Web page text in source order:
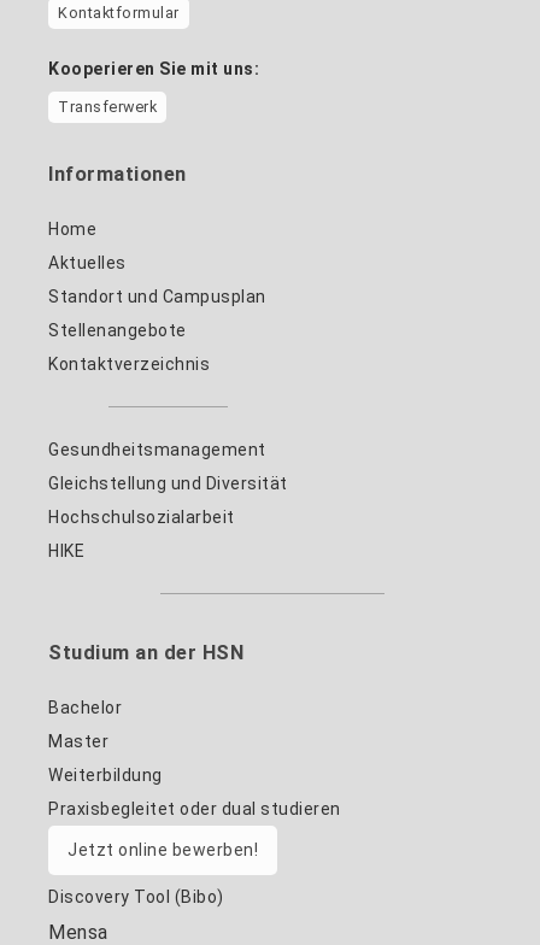
Kontaktformular
Kooperieren Sie mit uns:
Transferwerk
Informationen
Home
Aktuelles
Standort und Campusplan
Stellenangebote
Kontaktverzeichnis
Gesundheitsmanagement
Gleichstellung und Diversität
Hochschulsozialarbeit
HIKE
Studium an der HSN
Bachelor
Master
Weiterbildung
Praxisbegleitet oder dual studieren
Jetzt online bewerben!
Discovery Tool (Bibo)
Mensa